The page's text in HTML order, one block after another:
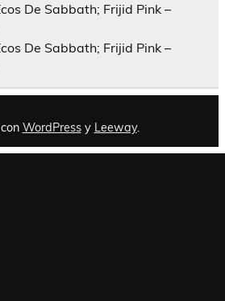
De Sabbath; Frijid Pink –
De Sabbath; Frijid Pink –
WordPressy Leeway.